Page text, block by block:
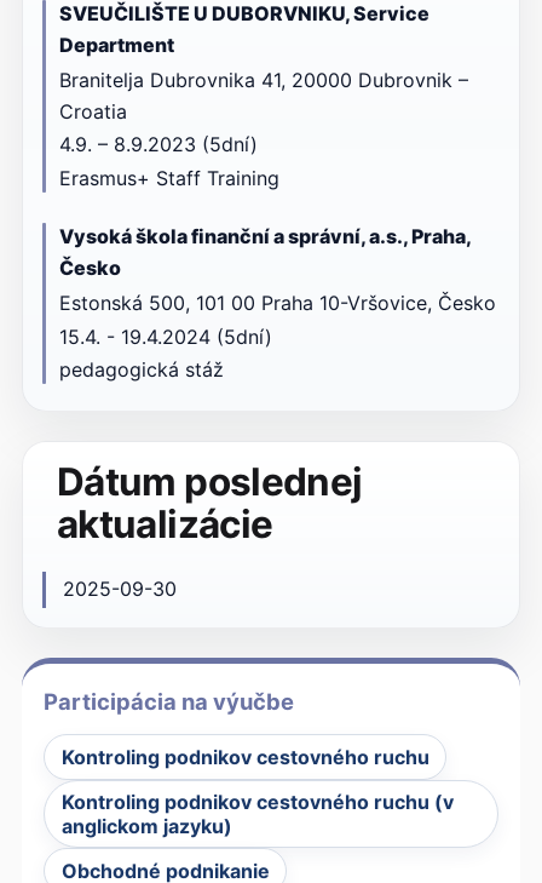
SVEUČILIŠTE U DUBORVNIKU, Service
Department
Branitelja Dubrovnika 41, 20000 Dubrovnik –
Croatia
4.9. – 8.9.2023 (5dní)
Erasmus+ Staff Training
Vysoká škola finanční a správní, a.s., Praha,
Česko
Estonská 500, 101 00 Praha 10-Vršovice, Česko
15.4. - 19.4.2024 (5dní)
pedagogická stáž
Dátum poslednej
aktualizácie
2025-09-30
Participácia na výučbe
Kontroling podnikov cestovného ruchu
Kontroling podnikov cestovného ruchu (v
anglickom jazyku)
Obchodné podnikanie